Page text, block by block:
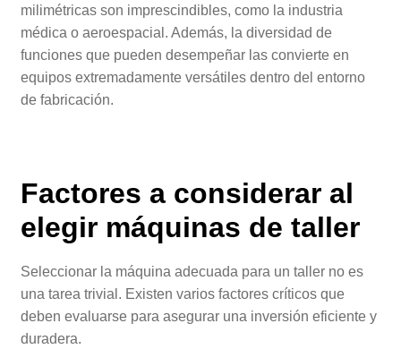
milimétricas son imprescindibles, como la industria
médica o aeroespacial. Además, la diversidad de
funciones que pueden desempeñar las convierte en
equipos extremadamente versátiles dentro del entorno
de fabricación.
Factores a considerar al
elegir máquinas de taller
Seleccionar la máquina adecuada para un taller no es
una tarea trivial. Existen varios factores críticos que
deben evaluarse para asegurar una inversión eficiente y
duradera.